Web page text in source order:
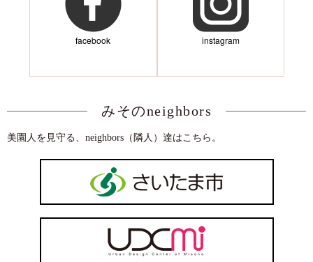
facebook instagram
みそのneighbors
美園人を見守る、neighbors（隣人）達はこちら。